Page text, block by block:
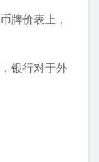
牌价表上，
银行对于外